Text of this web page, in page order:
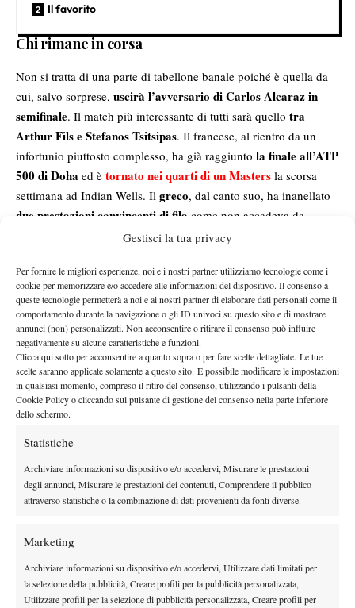
Gestisci la tua privacy
Per fornire le migliori esperienze, noi e i nostri partner utilizziamo tecnologie come i
cookie per memorizzare e/o accedere alle informazioni del dispositivo. Il consenso a
queste tecnologie permetterà a noi e ai nostri partner di elaborare dati personali come il
comportamento durante la navigazione o gli ID univoci su questo sito e di mostrare
annunci (non) personalizzati. Non acconsentire o ritirare il consenso può influire
negativamente su alcune caratteristiche e funzioni.
Clicca qui sotto per acconsentire a quanto sopra o per fare scelte dettagliate. Le tue
scelte saranno applicate solamente a questo sito. È possibile modificare le impostazioni
in qualsiasi momento, compreso il ritiro del consenso, utilizzando i pulsanti della
Cookie Policy o cliccando sul pulsante di gestione del consenso nella parte inferiore
dello schermo.
Statistiche
Archiviare informazioni su dispositivo e/o accedervi, Misurare le prestazioni
degli annunci, Misurare le prestazioni dei contenuti, Comprendere il pubblico
attraverso statistiche o la combinazione di dati provenienti da fonti diverse.
Marketing
Archiviare informazioni su dispositivo e/o accedervi, Utilizzare dati limitati per
la selezione della pubblicità, Creare profili per la pubblicità personalizzata,
Utilizzare profili per la selezione di pubblicità personalizzata, Creare profili per
Il favorito
Chi rimane in corsa
Non si tratta di una parte di tabellone banale poiché è quella da
cui, salvo sorprese, uscirà l’avversario di Carlos Alcaraz in
semifinale. Il match più interessante di tutti sarà quello tra
Arthur Fils e Stefanos Tsitsipas. Il francese, al rientro da un
infortunio piuttosto complesso, ha già raggiunto la finale all’ATP
500 di Doha ed è tornato nei quarti di un Masters la scorsa
settimana ad Indian Wells. Il greco, dal canto suo, ha inanellato
due prestazioni convincenti di fila come non accadeva da
tempo. In particolare quella del secondo turno in cui ha eliminato
In questa parte di tabellone troviamo, inoltre, TommyPaulche
affronterà un RapahelCollignonin grande spolvero: il belga,
infatti, ha eliminato Grigor Dimitrov e Cobolli per raggiungere il
terzo turno. Con loro anche il nostroMatteo Berrettini reduce
da due ottime prestazioni,in particolare quella con cui si è
sbarazzato di Bublik condita da17 ace e 6 palle break salvate.
Per il romano ci sarà un interessante incrocio con Valentin
Vacherot.
qualificato; mentre ZizouBergstroverà TomasEtcheverryche,
dopo aver conquistato l’ATP 500 di Rio, cerca una vittoria su
Sarà sicuramente ununderdogad arrivare in semifinale. Difficile
dire chi la spunterà in un torneo che ha già riservato parecchie